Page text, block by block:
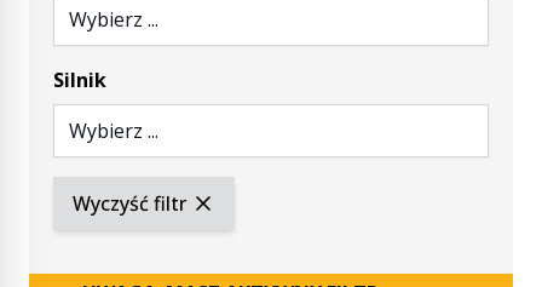
Wybierz ...
Silnik
Wybierz ...
Wyczyść filtr